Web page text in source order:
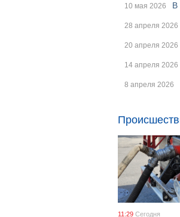
10 мая 2026 В
28 апреля 2026
20 апреля 2026
14 апреля 2026
8 апреля 2026
11:29 Сегодня